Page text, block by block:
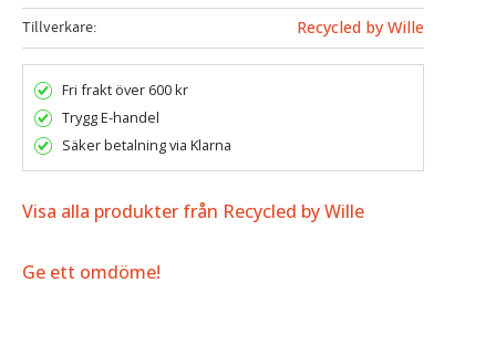
Tillverkare
Recycled by Wille
Fri frakt över 600 kr
Trygg E-handel
Säker betalning via Klarna
Visa alla produkter från Recycled by Wille
Ge ett omdöme!